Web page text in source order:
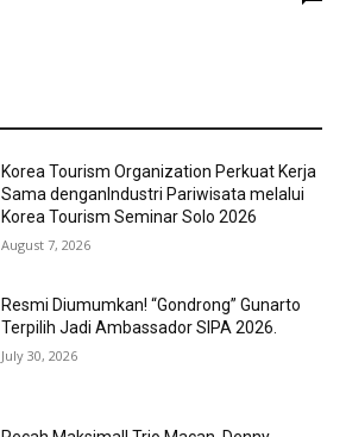
Korea Tourism Organization Perkuat Kerja
Sama denganIndustri Pariwisata melalui
Korea Tourism Seminar Solo 2026
August 7, 2026
Resmi Diumumkan! “Gondrong” Gunarto
Terpilih Jadi Ambassador SIPA 2026.
July 30, 2026